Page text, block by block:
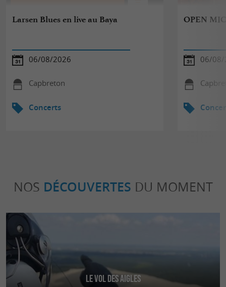
Larsen Blues en live au Baya
06/08/2026
Capbreton
Concerts
OPEN
06/08/
NOS DÉCOUVERTES DU MOMENT
Le Vol des Aigles